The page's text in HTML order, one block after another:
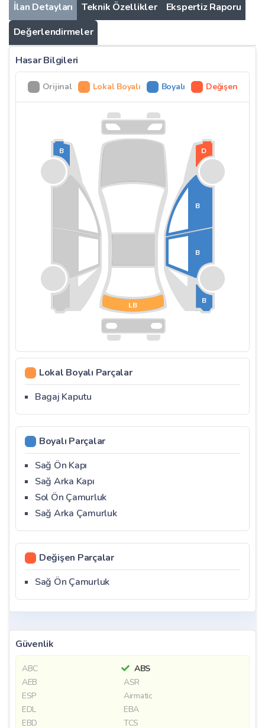
İlan Detayları Teknik Özellikler
Ekspertiz Raporu
Değerlendirmeler
Hasar Bilgileri
Orijinal Lokal Boyalı Boyalı Değişen
D
B
B
B
B
LB
Lokal Boyalı Parçalar
Bagaj Kaputu
Boyalı Parçalar
Sağ Ön Kapı
Sağ Arka Kapı
Sol Ön Çamurluk
Sağ Arka Çamurluk
Değişen Parçalar
Sağ Ön Çamurluk
Güvenlik
ABC
ABS
AEB
ASR
ESP
Airmatic
EDL
EBA
EBD
TCS